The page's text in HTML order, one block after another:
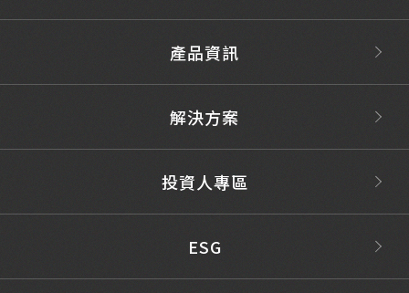
產品資訊
解決方案
投資人專區
ESG